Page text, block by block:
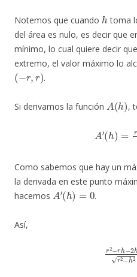
Notemos que cuando
h
toma
del área es nulo, es decir que
mínimo, lo cual quiere decir
extremo, el valor máximo lo
(−rr)
.
Si derivamos la función
A h )
,
h)= r
Como sabemos que hay un
la derivada en este punto
hacemos
A′(h)=0
.
Así,
r2 −rh −